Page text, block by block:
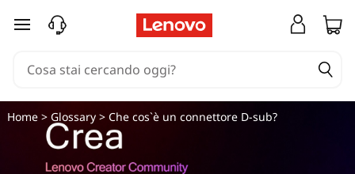
passa a contenuto principale
Home> Glossary> Che cos`è un connettore D-sub?